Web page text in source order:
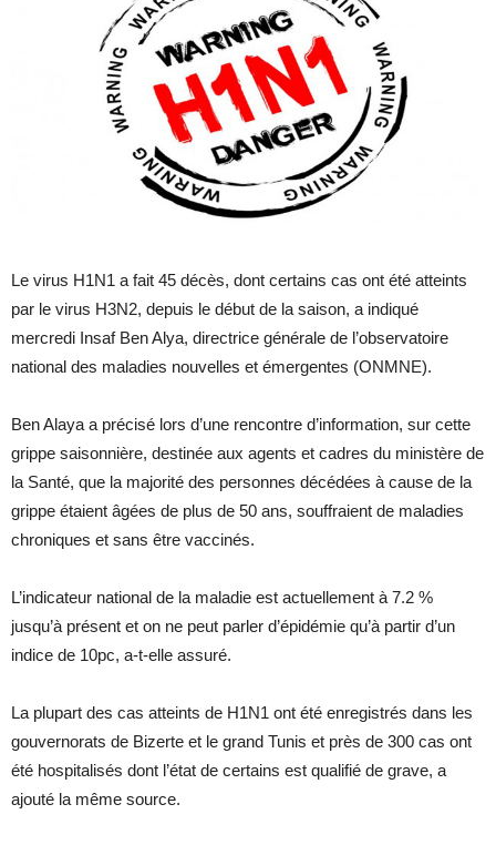
Le virus H1N1 a fait 45 décès, dont certains cas ont été atteints
par le virus H3N2, depuis le début de la saison, a indiqué
mercredi Insaf Ben Alya, directrice générale de l’observatoire
national des maladies nouvelles et émergentes (ONMNE).
Ben Alaya a précisé lors d’une rencontre d’information, sur cette
grippe saisonnière, destinée aux agents et cadres du ministère de
la Santé, que la majorité des personnes décédées à cause de la
grippe étaient âgées de plus de 50 ans, souffraient de maladies
chroniques et sans être vaccinés.
L’indicateur national de la maladie est actuellement à 7.2 %
jusqu’à présent et on ne peut parler d’épidémie qu’à partir d’un
indice de 10pc, a-t-elle assuré.
La plupart des cas atteints de H1N1 ont été enregistrés dans les
gouvernorats de Bizerte et le grand Tunis et près de 300 cas ont
été hospitalisés dont l’état de certains est qualifié de grave, a
ajouté la même source.